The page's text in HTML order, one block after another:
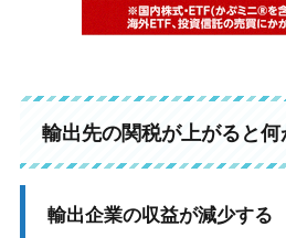
輸出先の関税が上がると何
輸出企業の収益が減少する